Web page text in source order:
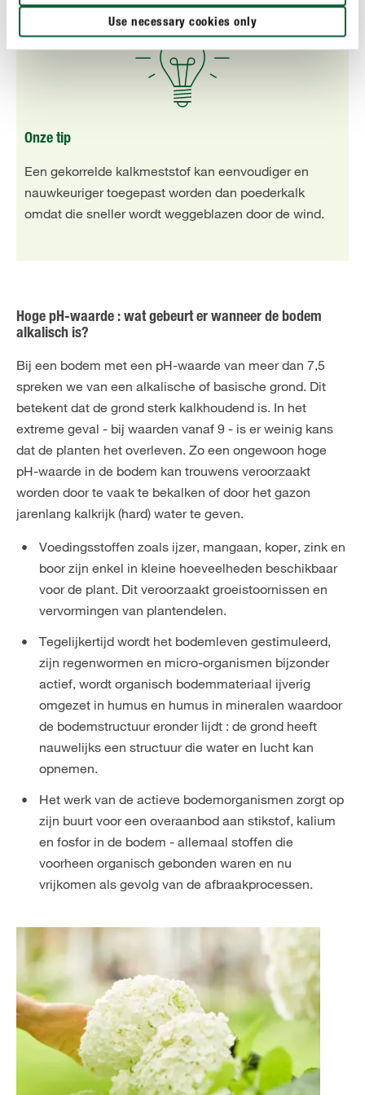
Use necessary cookies only
Onze tip
Een gekorrelde kalkmeststof kan eenvoudiger en
nauwkeuriger toegepast worden dan poederkalk
omdat die sneller wordt weggeblazen door de wind.
Hoge pH-waarde : wat gebeurt er wanneer de bodem
alkalisch is?
Bij een bodem met een pH-waarde van meer dan 7,5
spreken we van een alkalische of basische grond. Dit
betekent dat de grond sterk kalkhoudend is. In het
extreme geval - bij waarden vanaf 9 - is er weinig kans
dat de planten het overleven. Zo een ongewoon hoge
pH-waarde in de bodem kan trouwens veroorzaakt
worden door te vaak te bekalken of door het gazon
jarenlang kalkrijk (hard) water te geven.
Voedingsstoffen zoals ijzer, mangaan, koper, zink en
boor zijn enkel in kleine hoeveelheden beschikbaar
voor de plant. Dit veroorzaakt groeistoornissen en
vervormingen van plantendelen.
Tegelijkertijd wordt het bodemleven gestimuleerd,
zijn regenwormen en micro-organismen bijzonder
actief, wordt organisch bodemmateriaal ijverig
omgezet in humus en humus in mineralen waardoor
de bodemstructuur eronder lijdt : de grond heeft
nauwelijks een structuur die water en lucht kan
opnemen.
Het werk van de actieve bodemorganismen zorgt op
zijn buurt voor een overaanbod aan stikstof, kalium
en fosfor in de bodem - allemaal stoffen die
voorheen organisch gebonden waren en nu
vrijkomen als gevolg van de afbraakprocessen.